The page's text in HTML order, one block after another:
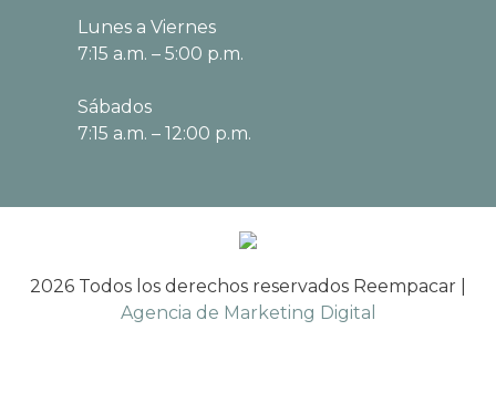
Lunes a Viernes
7:15 a.m. – 5:00 p.m.
Sábados
7:15 a.m. – 12:00 p.m.
2026 Todos los derechos reservados Reempacar |
Agencia de Marketing Digital